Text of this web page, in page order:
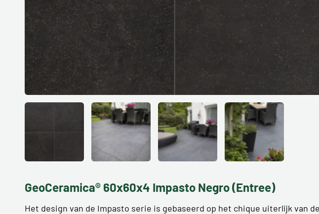
GeoCeramica® 60x60x4 Impasto Negro (Entree)
Het design van de Impasto serie is gebaseerd op het chique uiterlijk van de